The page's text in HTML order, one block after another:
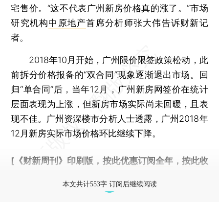
宅售价。“这不代表广州新房价格真的涨了。”市场
研究机构中原地产首席分析师张大伟告诉财新记
者。
2018年10月开始，广州限价限签政策松动，此
前拆分价格报备的“双合同”现象逐渐退出市场。回
归“单合同”后，当年12月，广州新房网签价在统计
层面表现为上涨，但新房市场实际尚未回暖，且表
现不佳。广州资深楼市分析人士透露，广州2018年
12月新房实际市场价格环比继续下降。
[《财新周刊》印刷版， 按此优惠订阅全年， 按此收
本文共计553字 订阅后继续阅读